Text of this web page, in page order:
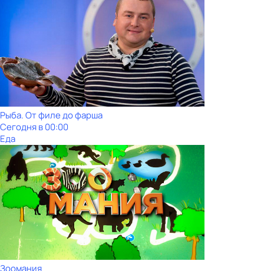
Рыба. От филе до фарша
Сегодня в 00:00
Еда
Зоомания